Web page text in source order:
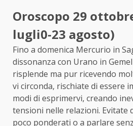
Oroscopo 29
lugli0-23 agosto)
Fino a domenica Mercurio in
dissonanza con Urano in
risplende ma pur ricevendo
vi circonda, rischiate di essere
modi di esprimervi, creando
tensioni nelle relazioni. Evitate
poco ponderati o a parlare